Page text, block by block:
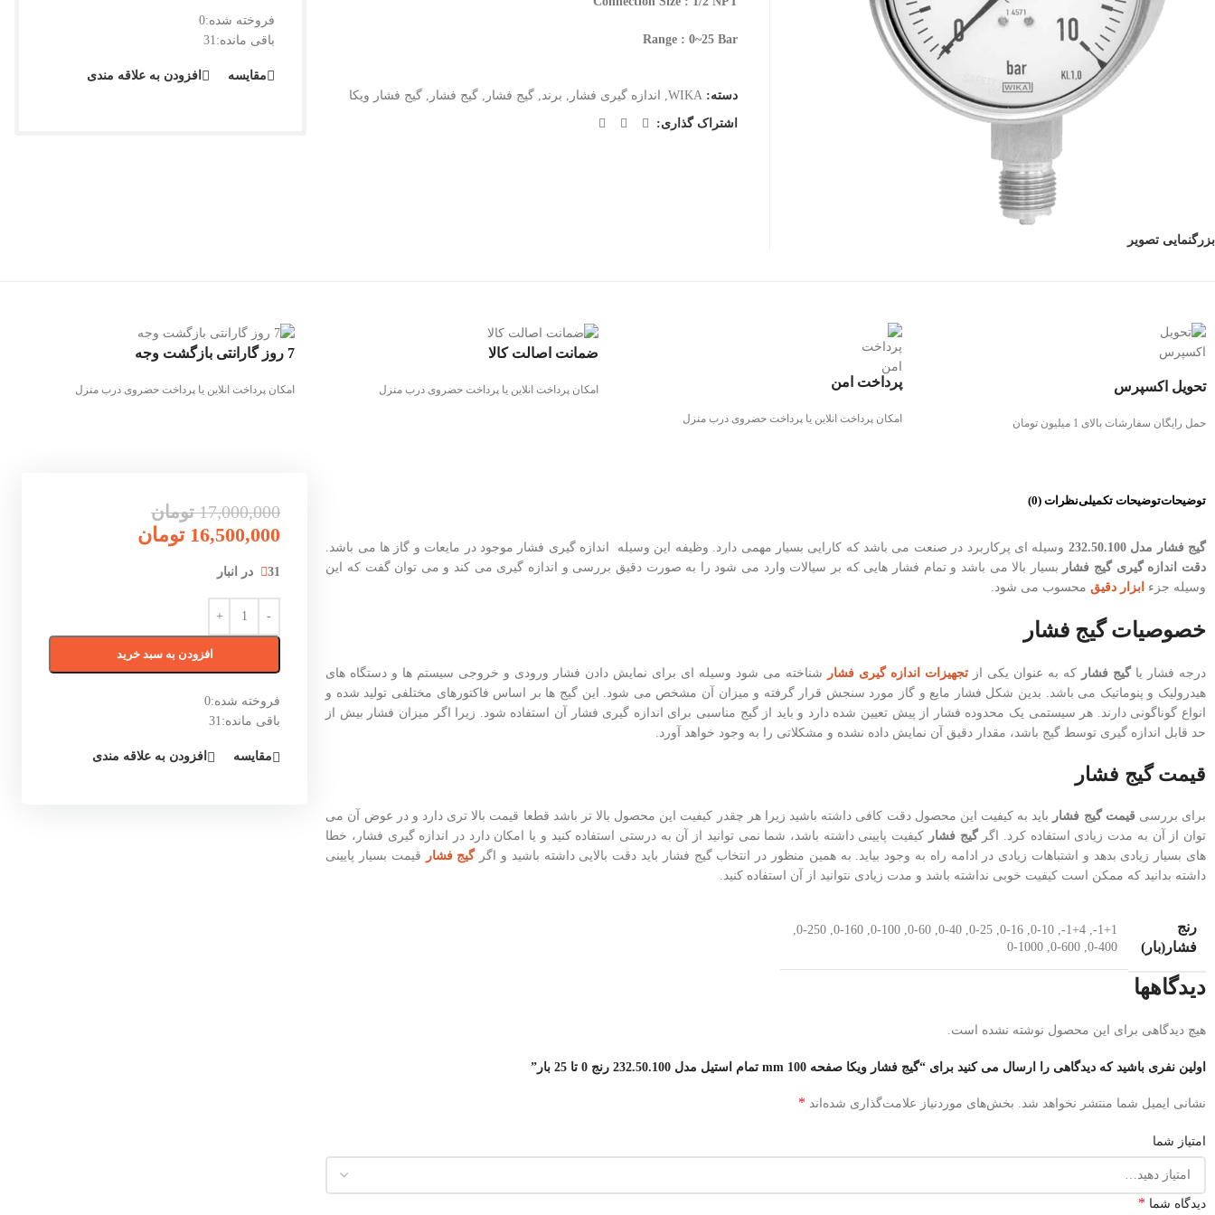
بزرگنمایی تصویر
Range : 0~25 Bar
دسته: WIKA
, اندازه گیری فشار , برند, گیج فشار , گیج فشار , گیج فشار ویکا
اشتراک گذاری:
فروخته شده:0
باقی مانده:31
مقایسه افزودن به علاقه مندی
تحویل اکسپرس
حمل رایگان سفارشات بالای 1 میلیون تومان
پرداخت امن
امکان پرداخت انلاین یا پرداخت حضروی درب منزل
ضمانت اصالت کالا
امکان پرداخت انلاین یا پرداخت حضروی درب منزل
7 روز گارانتی بازگشت وجه
امکان پرداخت انلاین یا پرداخت حضروی درب منزل
توضیحاتتوضیحات تکمیلینظرات (0)
گیج فشار مدل 232.50.100
وسیله ای پرکاربرد در صنعت می باشد که کارایی بسیار مهمی دارد. وظیفه این وسیله اندازه گیری فشار موجود در مایعات و گاز ها می باشد.
دقت اندازه گیری گیج فشار بسیار بالا می باشد و تمام فشار هایی که بر سیالات وارد می شود را به صورت دقیق بررسی و اندازه گیری می کند و می توان گفت که این
وسیله جزء ابزار دقیق محسوب می شود.
خصوصیات گیج فشار
درجه فشار یا گیج فشار که به عنوان یکی از تجهیزات اندازه گیری فشار
شناخته می شود وسیله ای برای نمایش دادن فشار ورودی و خروجی سیستم ها و دستگاه های
هیدرولیک و پنوماتیک می باشد. بدین شکل فشار مایع و گاز مورد سنجش قرار گرفته و میزان آن مشخص می شود. این گیج ها بر اساس فاکتورهای مختلفی تولید شده و
انواع گوناگونی دارند. هر سیستمی یک محدوده فشار از پیش تعیین شده دارد و باید از گیج مناسبی برای اندازه گیری فشار آن استفاده شود. زیرا اگر میزان فشار بیش از
حد قابل اندازه گیری توسط گیج باشد، مقدار دقیق آن نمایش داده نشده و مشکلاتی را به وجود خواهد آورد.
قیمت گیج فشار
برای بررسیقیمت گیج فشار باید به کیفیت این محصول دقت کافی داشته باشید زیرا هر چقدر کیفیت این محصول بالا تر باشد قطعا قیمت بالا تری دارد و در عوض آن می
توان از آن به مدت زیادی استفاده کرد. اگرگیج فشار کیفیت پایینی داشته باشد، شما نمی توانید از آن به درستی استفاده کنید و یا امکان دارد در اندازه گیری فشار، خطا
های بسیار زیادی بدهد و اشتباهات زیادی در ادامه راه به وجود بیاید. به همین منظور در انتخاب گیج فشار باید دقت بالایی داشته باشید و اگرگیج فشار
قیمت بسیار پایینی
داشته بدانید که ممکن است کیفیت خوبی نداشته باشد و مدت زیادی نتوانید از آن استفاده کنید.
رنج
فشار(بار)
1+1-
,
1+4-
,
0-10
,
0-16
,
0-25
,
0-40
,
0-60
,
0-100
,
0-160
,
0-250
,
0-400
,
0-600
,
0-1000
دیدگاهها
هیچ دیدگاهی برای این محصول نوشته نشده است.
اولین نفری باشید که دیدگاهی را ارسال می کنید برای “گیج فشار ویکا صفحه 100 mm تمام استیل مدل 232.50.100 رنج 0 تا 25 بار”
نشانی ایمیل شما منتشر نخواهد شد. بخش‌های موردنیاز علامت‌گذاری شده‌اند *
امتیاز شما
دیدگاه شما *
17,000,000 تومان
16,500,000 تومان
31 در انبار
افزودن به سبد خرید
فروخته شده:0
باقی مانده:31
مقایسه افزودن به علاقه مندی